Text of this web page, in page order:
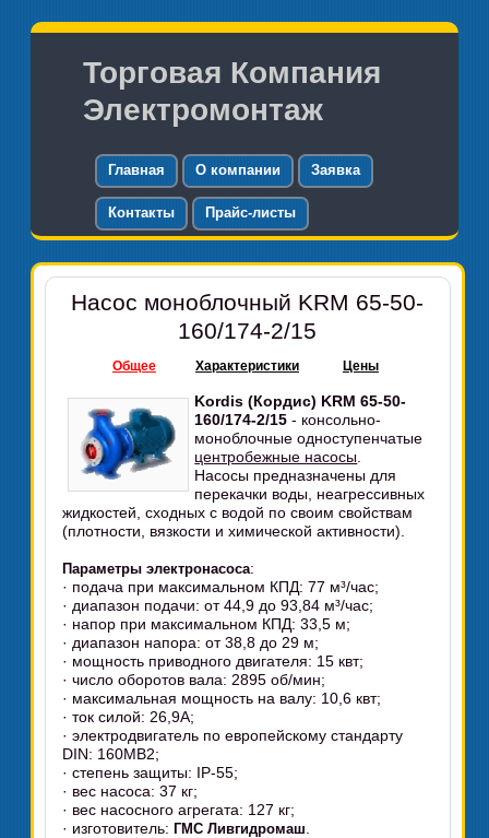
Торговая Компания
Электромонтаж
Главная О компании Заявка
Контакты Прайс-листы
Насос моноблочный KRM 65-50-
160/174-2/15
Общее Характеристики Цены
Kordis (Кордис) KRM 65-50-
160/174-2/15 - консольно-
моноблочные одноступенчатые
центробежные насосы
Насосы предназначены для
перекачки воды, неагрессивных
жидкостей, сходных с водой по своим свойствам
(плотности, вязкости и химической активности).
Параметры электронасоса:
· подача при максимальном КПД: 77 м³/час;
· диапазон подачи: от 44,9 до 93,84 м³/час;
· напор при максимальном КПД: 33,5 м;
· диапазон напора: от 38,8 до 29 м;
· мощность приводного двигателя: 15 квт;
· число оборотов вала: 2895 об/мин;
· максимальная мощность на валу: 10,6 квт;
· ток силой: 26,9А;
· электродвигатель по европейскому стандарту
DIN: 160MB2;
· степень защиты: IP-55;
· вес насоса: 37 кг;
· вес насосного агрегата: 127 кг;
· изготовитель:ГМС Ливгидромаш